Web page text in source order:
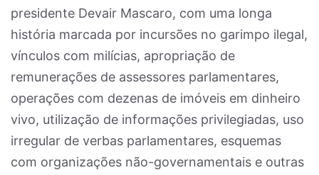
presidente Devair Mascaro, com uma longa
história marcada por incursões no garimpo ilegal,
vínculos com milícias, apropriação de
remunerações de assessores parlamentares,
operações com dezenas de imóveis em dinheiro
vivo, utilização de informações privilegiadas, uso
irregular de verbas parlamentares, esquemas
com organizações não-governamentais e outras